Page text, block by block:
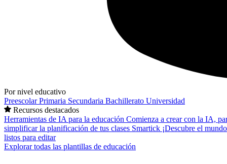
Por nivel educativo
PreescolarPrimaria Secundaria Bachillerato Universidad
Recursos destacados
Herramientas de IA para la educación Comienza a crear con la IA,
simplificar la planificación de tus clases Smartick ¡Descubre el
listos para editar
Explorar todas las plantillas de educación